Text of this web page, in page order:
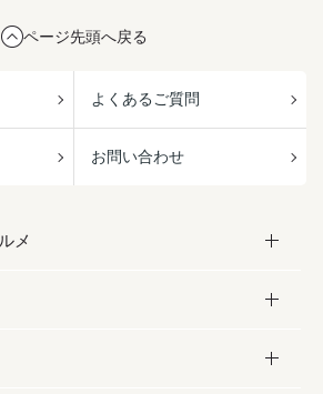
ページ先頭へ戻る
よくあるご質問
お問い合わせ
メ